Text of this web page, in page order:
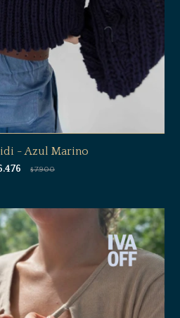
- Azul Marino
$ 7.900